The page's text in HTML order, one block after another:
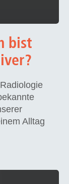
bist
Alltag